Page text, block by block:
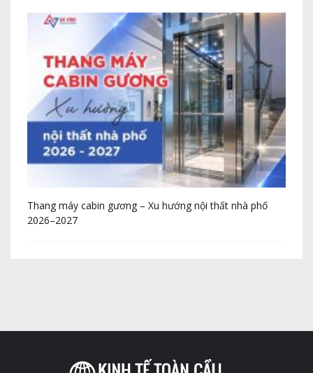
Thang máy cabin gương – Xu hướng nội thất nhà phố
2026–2027